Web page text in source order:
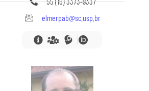
elmerpab@sc.usp.br